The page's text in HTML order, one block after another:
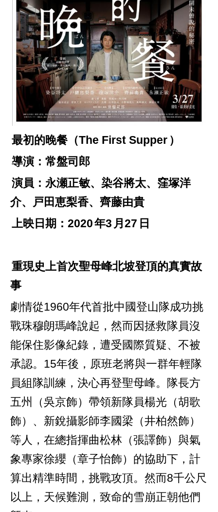
最初的晚餐（The First Supper ）
導演：常盤司郎
演員：永瀬正敏、染谷將太、窪塚洋
介、戸田恵梨香、齊藤由貴
上映日期：2020年3 月27 日
重現史上首次聖母峰北坡登頂的真實故
事
劇情從1960年代首批中國登山隊成功挑
戰珠穆朗瑪峰說起，然而因拯救隊員沒
能保住影像紀錄，遭受國際質疑、不被
承認。15年後，原班老將與一群年輕隊
員組隊訓練，決心再登聖母峰。隊長方
五州（吳京飾）帶領新隊員楊光（胡歌
飾）、新銳攝影師李國梁（井柏然飾）
等人，在總指揮曲松林（張譯飾）與氣
象專家徐纓（章子怡飾）的協助下，計
算出精準時間，挑戰攻頂。然而8千公尺
以上，天候難測，致命的雪崩正朝他們